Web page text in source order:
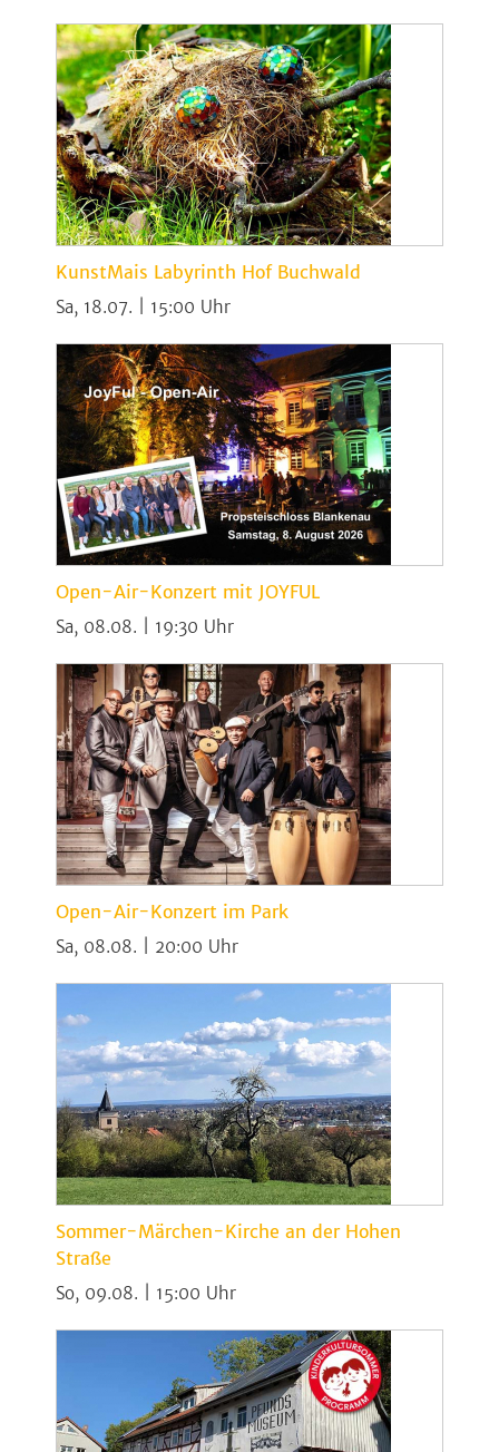
KunstMais Labyrinth Hof Buchwald
Sa, 18.07. | 15:00
Open-Air-Konzert mit JOYFUL
Sa, 08.08. | 19:30
Open-Air-Konzert im Park
Sa, 08.08. | 20:00
Sommer-Märchen-Kirche an der Hohen
Straße
So, 09.08. | 15:00